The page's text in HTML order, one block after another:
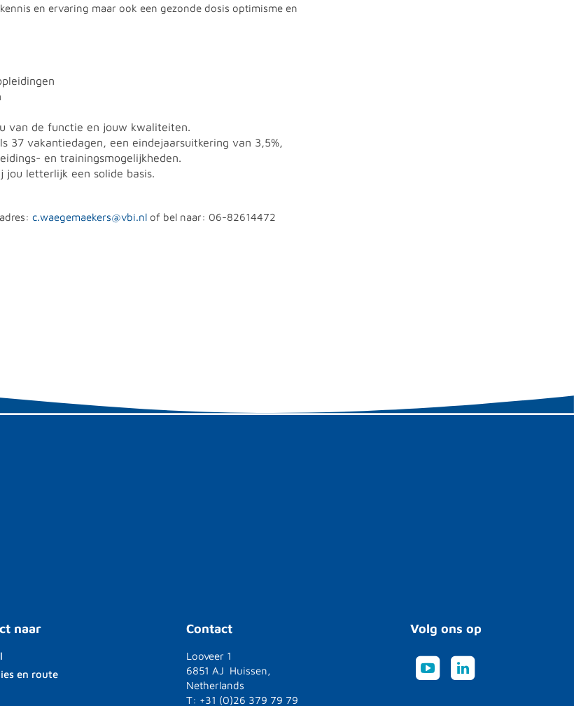
en ervaring maar ook een gezonde dosis optimisme en
van de functie en jouw kwaliteiten.
37 vakantiedagen, een eindejaarsuitkering van 3,5%,
en trainingsmogelijkheden.
jou letterlijk een solide basis.
c.waegemaekers@vbi.nl of bel naar: 06-82614472
naar
en route
Contact
Looveer 1
6851 AJ Huissen,
Netherlands
T: +31 (0)26 379 79 79
Volg ons op